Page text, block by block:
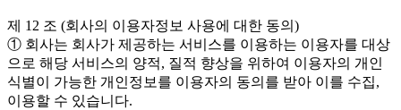
제 12 조 (회사의 이용자정보 사용에 대한 동의)
① 회사는 회사가 제공하는 서비스를 이용하는 이용자를 대상
으로 해당 서비스의 양적, 질적 향상을 위하여 이용자의 개인
식별이 가능한 개인정보를 이용자의 동의를 받아 이를 수집,
이용할 수 있습니다.